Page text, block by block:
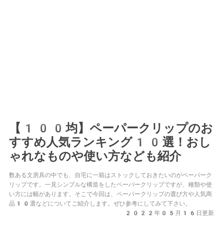
【100均】ペーパークリップのお
すすめ人気ランキング10選！おし
ゃれなものや使い方なども紹介
数ある文房具の中でも、自宅に一箱はストックしておきたいのがペーパーク
リップです。一見シンプルな構造をしたペーパークリップですが、種類や使
い方には幅があります。そこで今回は、ペーパークリップの選び方や人気商
品10選などについてご紹介します。ぜひ参考にしてみて下さい。
2022年05月16日更新